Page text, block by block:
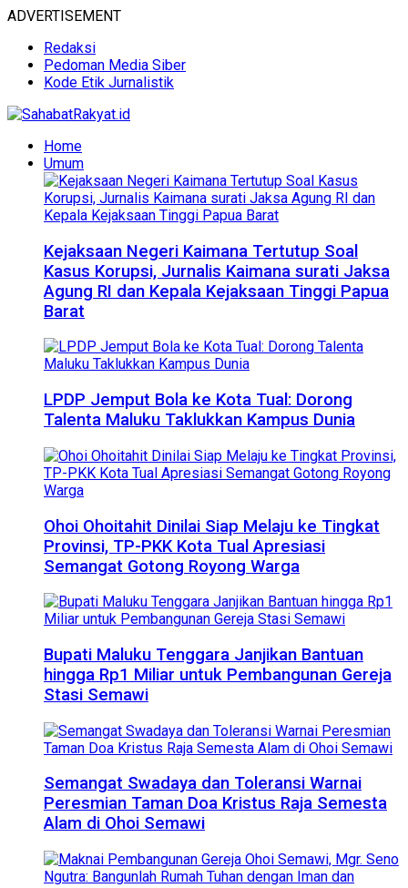
ADVERTISEMENT
Redaksi
Pedoman Media Siber
Kode Etik Jurnalistik
Home
Umum
Kejaksaan Negeri Kaimana Tertutup Soal
Kasus Korupsi, Jurnalis Kaimana surati Jaksa
Agung RI dan Kepala Kejaksaan Tinggi Papua
Barat
LPDP Jemput Bola ke Kota Tual: Dorong
Talenta Maluku Taklukkan Kampus Dunia
Ohoi Ohoitahit Dinilai Siap Melaju ke Tingkat
Provinsi, TP-PKK Kota Tual Apresiasi
Semangat Gotong Royong Warga
Bupati Maluku Tenggara Janjikan Bantuan
hingga Rp1 Miliar untuk Pembangunan Gereja
Stasi Semawi
Semangat Swadaya dan Toleransi Warnai
Peresmian Taman Doa Kristus Raja Semesta
Alam di Ohoi Semawi